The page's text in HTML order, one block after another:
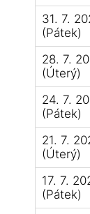
31. 7.
(Pátek)
28. 7.
(Úterý)
24. 7.
(Pátek)
21. 7.
(Úterý)
17. 7.
(Pátek)